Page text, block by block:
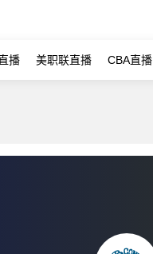
播 美职联直播 CBA直播